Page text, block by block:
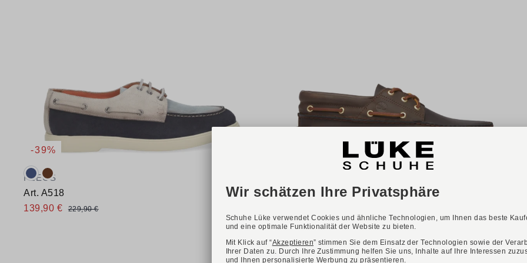
-39%
FLECS
Art. A518
139,90 €
229,90 €
Verfügbare Farbvarianten:
Art. A2QKY CRAFTED BOAT SHOE
Verfügbare Farbvarianten:
+ 2
40
41,5 42 43 43,5 44 44,5 45 45,5